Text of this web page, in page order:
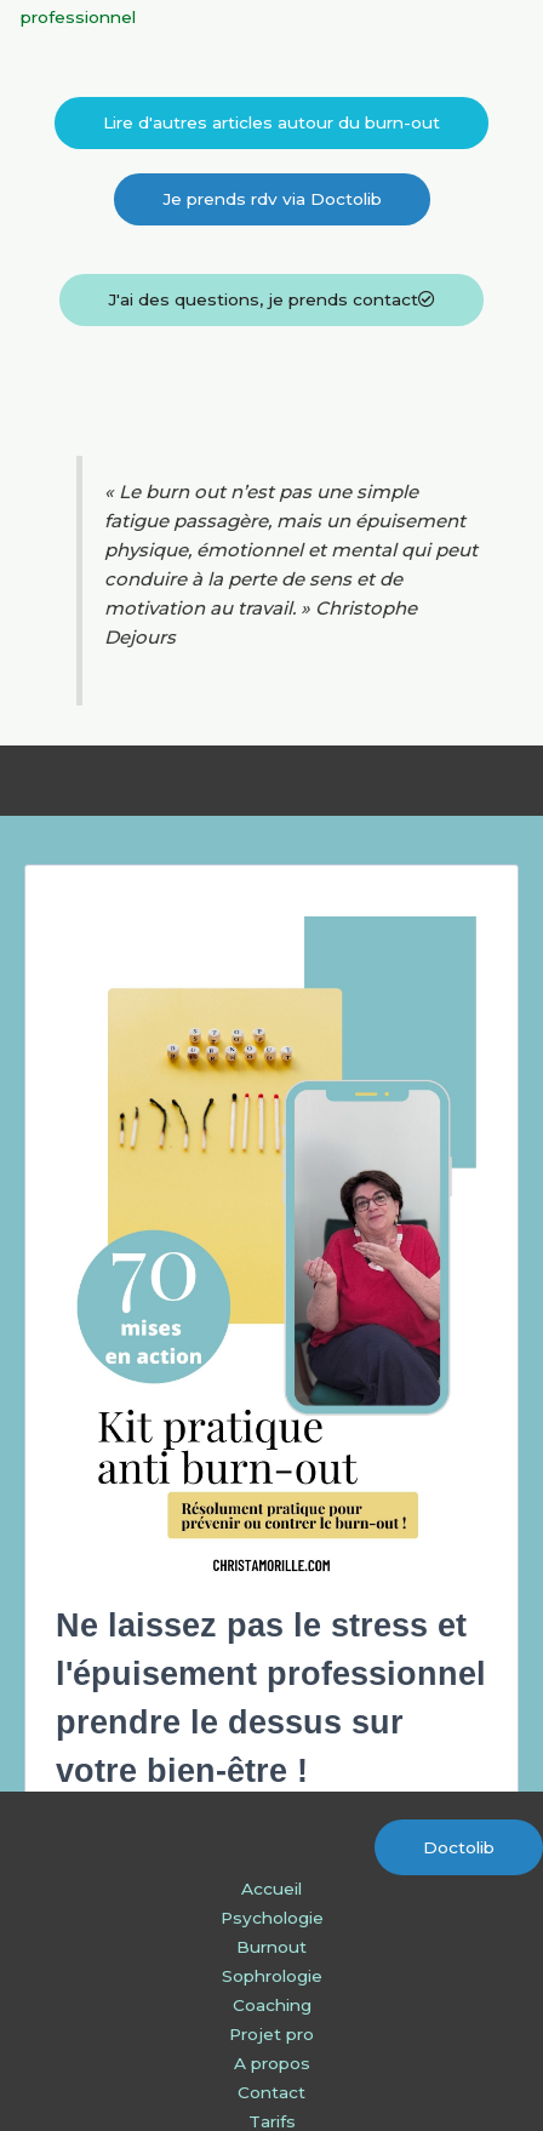
professionnel
Lire d'autres articles autour du burn-out
Je prends rdv via Doctolib
J'ai des questions, je prends contact
« Le burn out n’est pas une simple
fatigue passagère, mais un épuisement
physique, émotionnel et mental qui peut
conduire à la perte de sens et de
motivation au travail. » Christophe
Dejours
Doctolib
Accueil
Psychologie
Burnout
Sophrologie
Coaching
Projet pro
A propos
Contact
Tarifs